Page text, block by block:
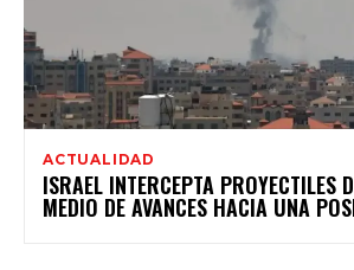
ACTUALIDAD
ISRAEL INTERCEPTA PROYECTILES
MEDIO DE AVANCES HACIA UNA